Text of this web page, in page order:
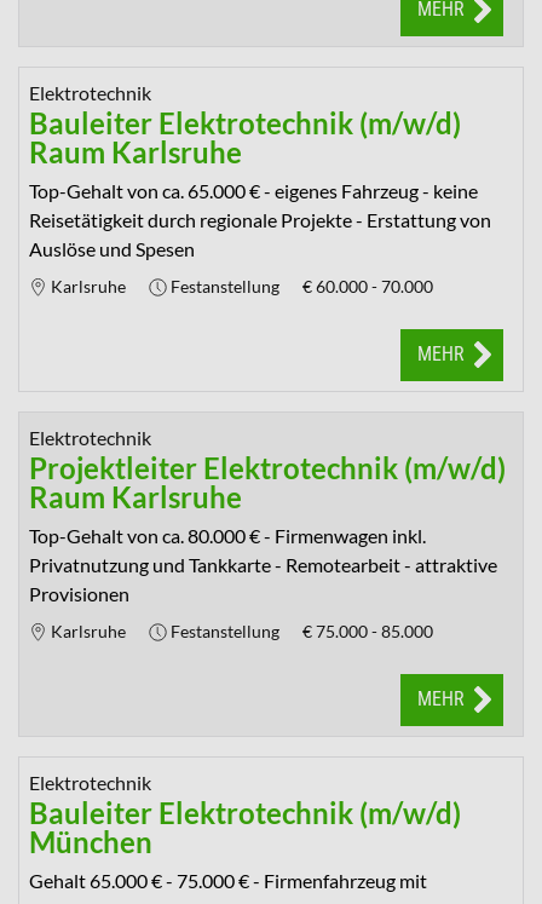
MEHR
Elektrotechnik
Bauleiter Elektrotechnik (m/w/d)
Raum Karlsruhe
Top-Gehalt von ca. 65.000 € - eigenes Fahrzeug - keine
Reisetätigkeit durch regionale Projekte - Erstattung von
Auslöse und Spesen
Karlsruhe Festanstellung €60.000 - 70.000
MEHR
Elektrotechnik
Projektleiter Elektrotechnik (m/w/d)
Raum Karlsruhe
Top-Gehalt von ca. 80.000 € - Firmenwagen inkl.
Privatnutzung und Tankkarte - Remotearbeit - attraktive
Provisionen
Karlsruhe Festanstellung €75.000 - 85.000
MEHR
Elektrotechnik
Bauleiter Elektrotechnik (m/w/d)
München
Gehalt 65.000 € - 75.000 € - Firmenfahrzeug mit